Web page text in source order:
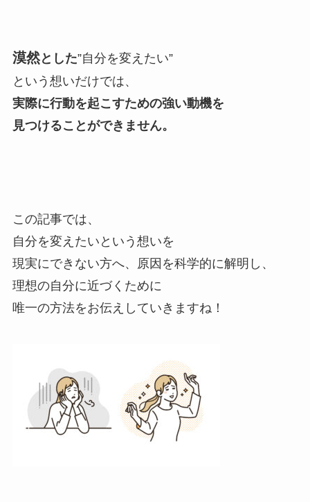
漠然とした”自分を変えたい”
という想いだけでは、
実際に行動を起こすための強い動機を
見つけることができません。
この記事では、
自分を変えたいという想いを
現実にできない方へ、原因を科学的に解明し、
理想の自分に近づくために
唯一の方法をお伝えしていきますね！